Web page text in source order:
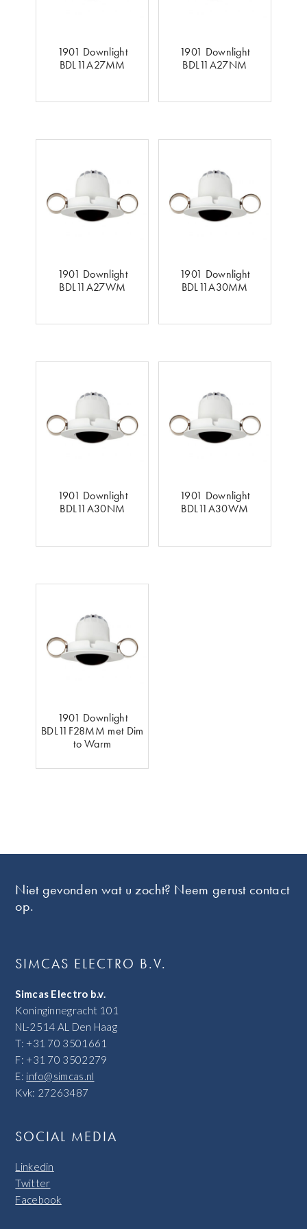
1901 Downlight
BDL11A27MM
1901 Downlight
BDL11A27NM
1901 Downlight
BDL11A27WM
1901 Downlight
BDL11A30MM
1901 Downlight
BDL11A30NM
1901 Downlight
BDL11A30WM
1901 Downlight
BDL11F28MM met Dim
to Warm
Niet gevonden wat u zocht? Neem gerust contact
op.
SIMCAS ELECTRO B.V.
Simcas Electro b.v.
Koninginnegracht 101
NL-2514 AL Den Haag
T: +31 70 3501661
F: +31 70 3502279
E: info@simcas.nl
Kvk: 27263487
SOCIAL MEDIA
Linkedin
Twitter
Facebook